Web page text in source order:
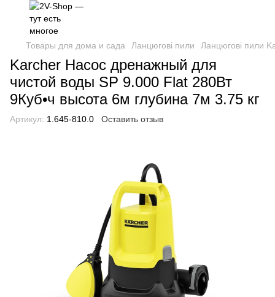
Товары для дома и сада Ланцюгові пили Ланцюгові пили
Karcher Насос дренажный для
чистой воды SP 9.000 Flat 280Вт
9Куб•ч высота 6м глубина 7м 3.75 кг
Артикул: 1.645-810.0 Оставить отзыв